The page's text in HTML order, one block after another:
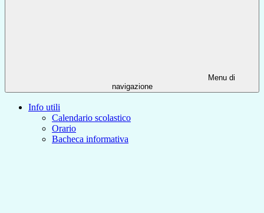
Menu di
navigazione
Info utili
Calendario scolastico
Orario
Bacheca informativa